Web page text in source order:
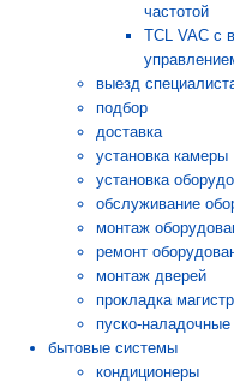
частотой
TCL VAC с
выезд
подбор
доставка
установка камеры
установка
обслуживание
монтаж
ремонт
монтаж дверей
прокладка
пуско-
бытовые системы
кондиционеры